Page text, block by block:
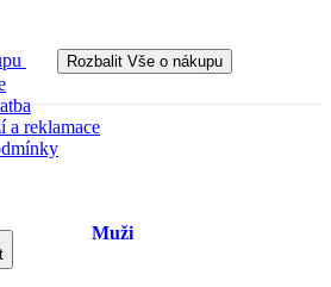
Rozbalit Vše o nákupu
a reklamace
Muži